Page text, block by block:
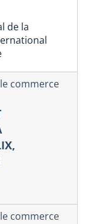
de la
commerce
commerce